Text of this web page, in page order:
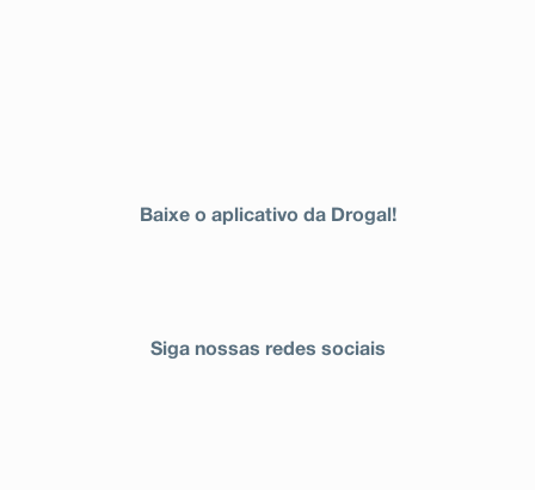
Baixe o aplicativo da Drogal!
Siga nossas redes sociais